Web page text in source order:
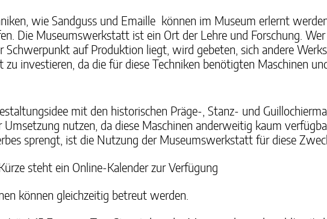
wie Sandguss und Emaille können im Museum erlernt
Die Museumswerkstatt ist ein Ort der Lehre und Forschung.
Schwerpunkt auf Produktion liegt, wird gebeten, sich andere
investieren, da die für diese Techniken benötigten Maschinen
mit den historischen Präge-, Stanz- und
nutzen, da diese Maschinen anderweitig kaum
sprengt, ist die Nutzung der Museumswerkstatt für diese
steht ein Online-Kalender zur Verfügung
können gleichzeitig betreut werden.